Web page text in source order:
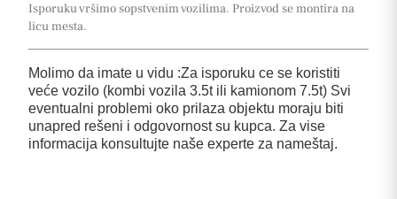
Isporuku vršimo sopstvenim vozilima. Proizvod se montira na
licu mesta.
Molimo da imate u vidu :Za isporuku ce se koristiti
veće vozilo (kombi vozila 3.5t ili kamionom 7.5t) Svi
eventualni problemi oko prilaza objektu moraju biti
unapred rešeni i odgovornost su kupca. Za vise
informacija konsultujte naše experte za nameštaj.